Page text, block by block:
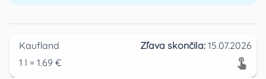
Kaufland Zľava skončila: 15.07.2026
1 l = 1.69 €